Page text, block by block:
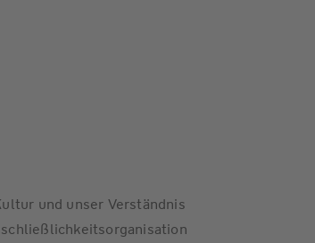
und unser Verständnis